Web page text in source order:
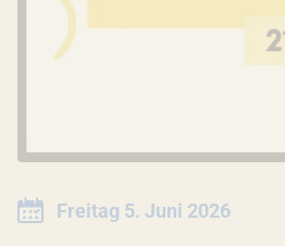
Datum:
Freitag 5. Juni 2026